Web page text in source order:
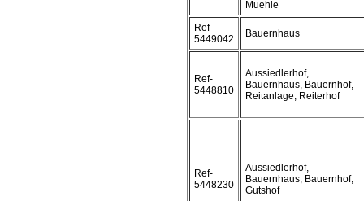
Muehle
Ref-
5449042
Bauernhaus
Ref-
5448810
Aussiedlerhof,
Bauernhaus, Bauernhof,
Reitanlage, Reiterhof
Ref-
5448230
Aussiedlerhof,
Bauernhaus, Bauernhof,
Gutshof